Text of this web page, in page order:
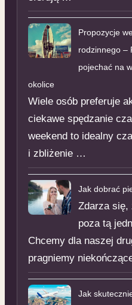
Propozycje
rodzinnego –
pojechać na
okolice
Wiele osób preferuje
ciekawe spędzanie
weekend to idealny
i zbliżenie …
Jak dobrać
Zdarza się,
poza tą
Chcemy dla naszej
pragniemy
Jak